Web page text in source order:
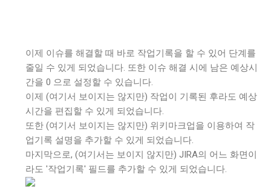
이제 이슈를 해결할 때 바로 작업기록을 할 수 있어 단계를
줄일 수 있게 되었습니다. 또한 이슈 해결 시에 남은 예상시
간을 0 으로 설정할 수 있습니다.
이제 (여기서 보이지는 않지만) 작업이 기록된 후라도 예상
시간을 편집할 수 있게 되었습니다.
또한 (여기서 보이지는 않지만) 위키마크업을 이용하여 작
업기록 설명을 추가할 수 있게 되었습니다.
마지막으로, (여기서는 보이지 않지만) JIRA의 어느 화면이
라도 '작업기록' 필드를 추가할 수 있게 되었습니다.